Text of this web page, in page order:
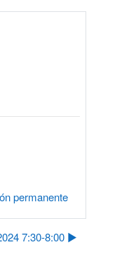
permanente
7:30-8:00 ▶︎